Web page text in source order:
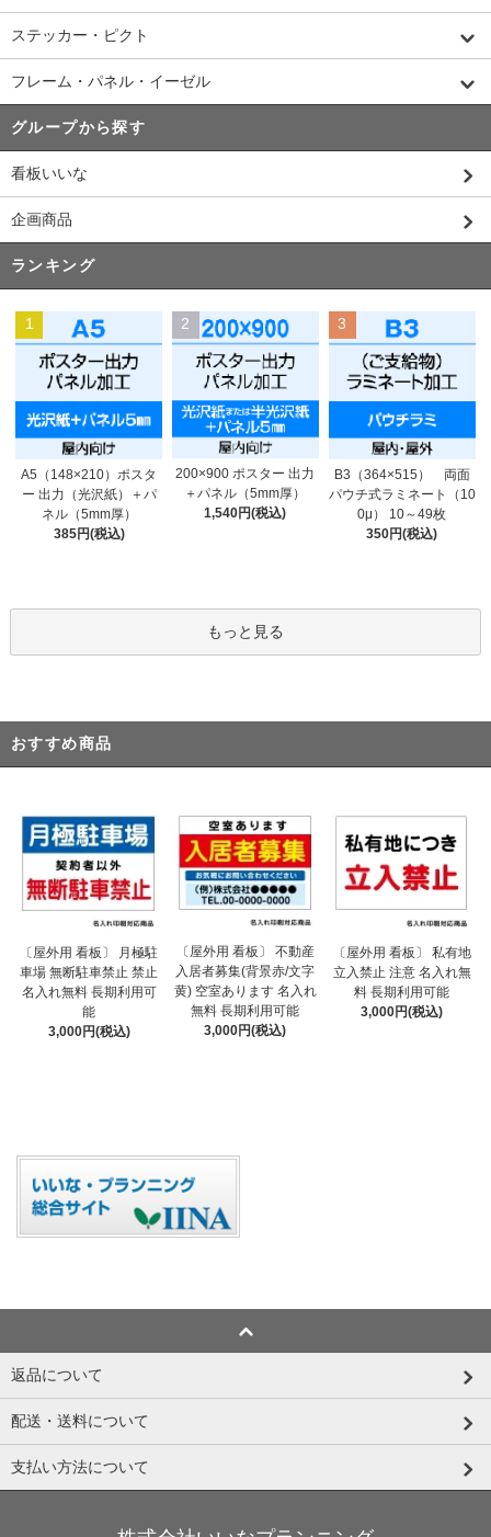
ステッカー・ピクト
フレーム・パネル・イーゼル
グループから探す
看板いいな
企画商品
ランキング
1
A5（148×210）ポスタ
ー 出力（光沢紙）＋パ
ネル（5mm厚）
385円(税込)
2
200×900 ポスター 出力
＋パネル（5mm厚）
1,540円(税込)
3
B3（364×515） 両面
パウチ式ラミネート（10
0μ） 10～49枚
350円(税込)
もっと見る
おすすめ商品
〔屋外用 看板〕 月極駐
車場 無断駐車禁止 禁止
名入れ無料 長期利用可
能
3,000円(税込)
〔屋外用 看板〕 不動産
入居者募集(背景赤/文字
黄) 空室あります 名入れ
無料 長期利用可能
3,000円(税込)
〔屋外用 看板〕 私有地
立入禁止 注意 名入れ無
料 長期利用可能
3,000円(税込)
返品について
配送・送料について
支払い方法について